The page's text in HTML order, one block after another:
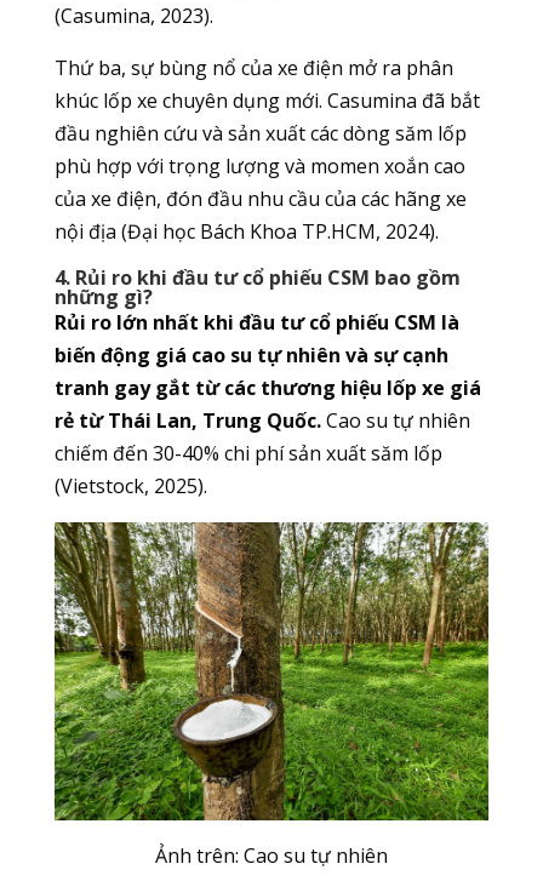
(Casumina, 2023).
Thứ ba, sự bùng nổ của xe điện mở ra phân
khúc lốp xe chuyên dụng mới. Casumina đã bắt
đầu nghiên cứu và sản xuất các dòng săm lốp
phù hợp với trọng lượng và momen xoắn cao
của xe điện, đón đầu nhu cầu của các hãng xe
nội địa (Đại học Bách Khoa TP.HCM, 2024).
4. Rủi ro khi đầu tư cổ phiếu CSM bao gồm
những gì?
Rủi ro lớn nhất khi đầu tư cổ phiếu CSM là
biến động giá cao su tự nhiên và sự cạnh
tranh gay gắt từ các thương hiệu lốp xe giá
rẻ từ Thái Lan, Trung Quốc.Cao su tự nhiên
chiếm đến 30-40% chi phí sản xuất săm lốp
(Vietstock, 2025).
Ảnh trên: Cao su tự nhiên